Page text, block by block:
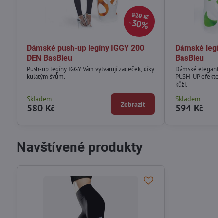
829 Kč
30%
Dámské push-up legíny IGGY 200
DEN BasBleu
Push-up legíny IGGY Vám vytvarují zadeček, díky
kulatým švům.
Skladem
580 Kč Zobrazit
Dámské
BasBleu
Dámské
PUSH-UP
kůží.
Skladem
594 Kč
Navštívené produkty